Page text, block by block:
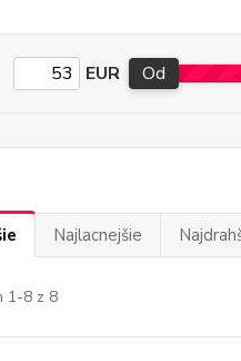
EUR Od
Najlacnejšie
1-8 z 8